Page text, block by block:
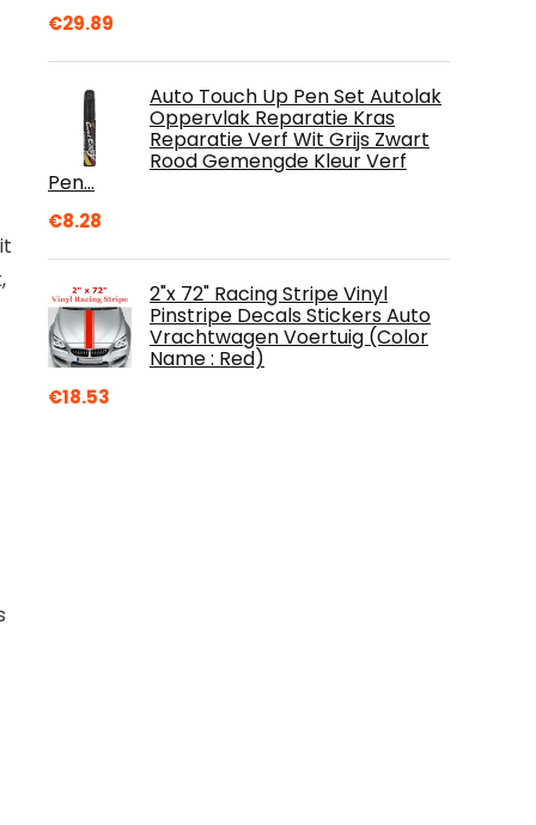
€29.89
Auto Touch Up Pen Set Autolak
Oppervlak Reparatie Kras
Reparatie Verf Wit Grijs Zwart
Rood Gemengde Kleur Verf
Pen…
€8.28
2"x 72" Racing Stripe Vinyl
Pinstripe Decals Stickers Auto
Vrachtwagen Voertuig (Color
Name : Red)
€18.53